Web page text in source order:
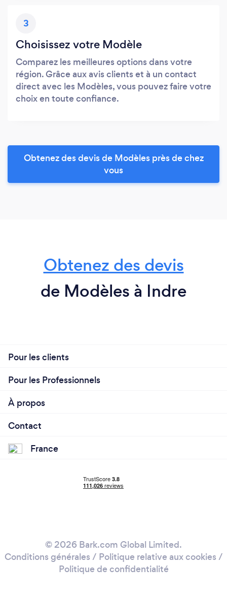
3
Choisissez votre Modèle
Comparez les meilleures options dans votre
région. Grâce aux avis clients et à un contact
direct avec les Modèles, vous pouvez faire votre
choix en toute confiance.
Obtenez des devis de Modèles près de chez
vous
Obtenez des devis
de Modèles à Indre
Pour les clients
Pour les Professionnels
À propos
Contact
France
© 2026 Bark.com Global Limited.
Conditions générales / Politique relative aux cookies /
Politique de confidentialité